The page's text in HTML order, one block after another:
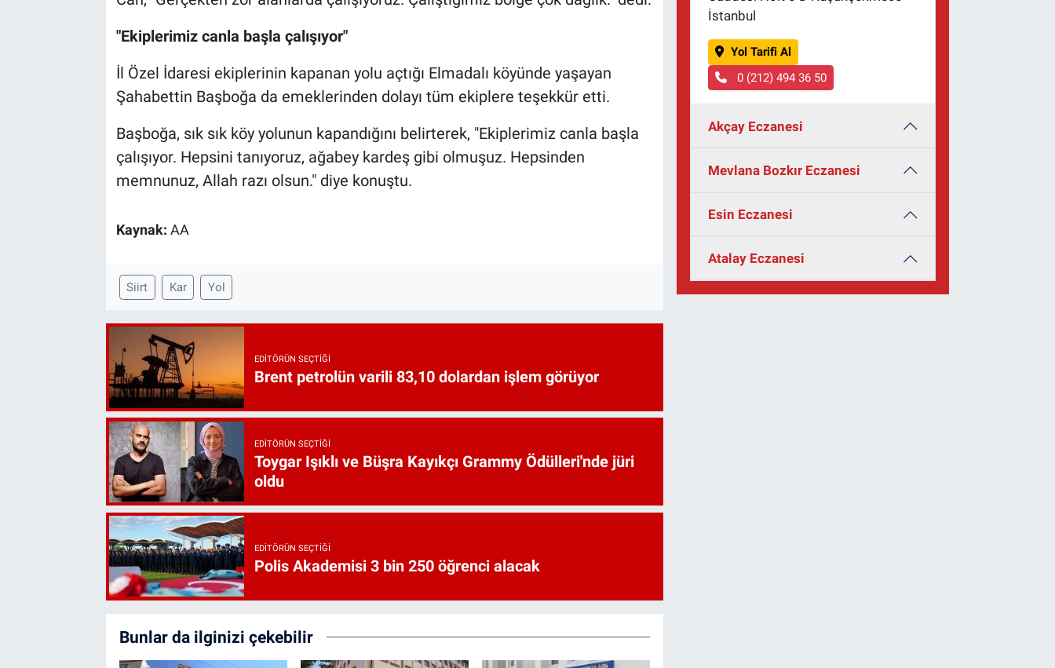
"Ekiplerimiz canla başla çalışıyor"
İl Özel İdaresi ekiplerinin kapanan yolu açtığı Elmadalı köyünde yaşayan
Şahabettin Başboğa da emeklerinden dolayı tüm ekiplere teşekkür etti.
Başboğa, sık sık köy yolunun kapandığını belirterek, "Ekiplerimiz canla başla
çalışıyor. Hepsini tanıyoruz, ağabey kardeş gibi olmuşuz. Hepsinden
memnunuz, Allah razı olsun." diye konuştu.
Kaynak: AA
Siirt Kar Yol
EDITÖRÜN SEÇTIĞI
Brent petrolün varili 83,10 dolardan işlem görüyor
EDITÖRÜN SEÇTIĞI
Toygar Işıklı ve Büşra Kayıkçı Grammy Ödülleri'nde jüri
oldu
EDITÖRÜN SEÇTIĞI
Polis Akademisi 3 bin 250 öğrenci alacak
Bunlar da ilginizi çekebilir
İstanbul
Yol Tarifi Al
0 (212) 494 36 50
Akçay Eczanesi
Mevlana Bozkır Eczanesi
Esin Eczanesi
Atalay Eczanesi